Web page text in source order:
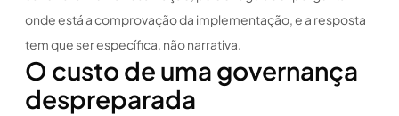
onde está a comprovação da implementação, e a resposta
tem que ser específica, não narrativa.
O custo de uma governança
despreparada